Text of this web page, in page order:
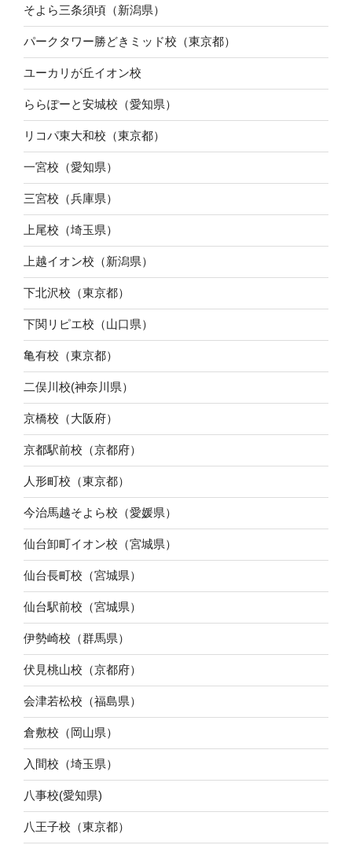
そよら三条須頃（新潟県）
パークタワー勝どきミッド校（東京都）
ユーカリが丘イオン校
ららぽーと安城校（愛知県）
リコパ東大和校（東京都）
一宮校（愛知県）
三宮校（兵庫県）
上尾校（埼玉県）
上越イオン校（新潟県）
下北沢校（東京都）
下関リピエ校（山口県）
亀有校（東京都）
二俣川校(神奈川県）
京橋校（大阪府）
京都駅前校（京都府）
人形町校（東京都）
今治馬越そよら校（愛媛県）
仙台卸町イオン校（宮城県）
仙台長町校（宮城県）
仙台駅前校（宮城県）
伊勢崎校（群馬県）
伏見桃山校（京都府）
会津若松校（福島県）
倉敷校（岡山県）
入間校（埼玉県）
八事校(愛知県)
八王子校（東京都）